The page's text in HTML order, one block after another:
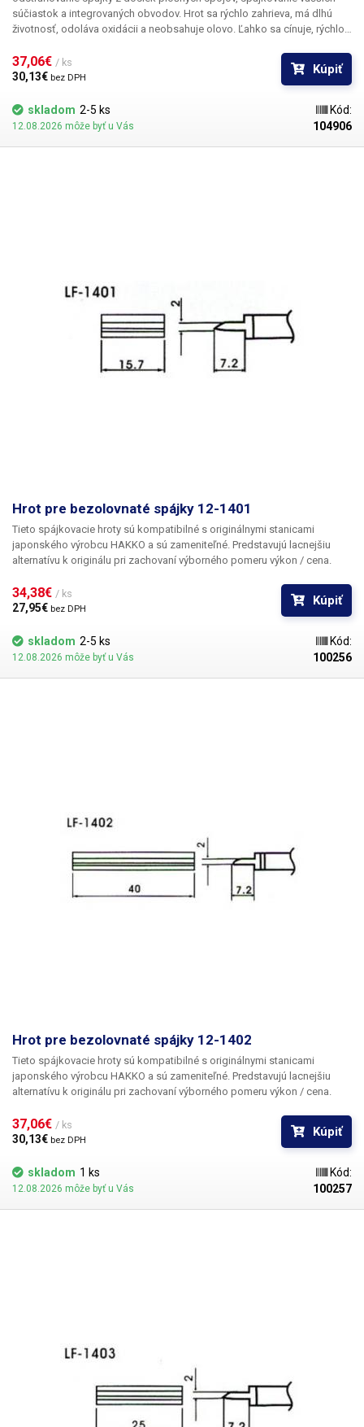
súčiastok a integrovaných obvodov. Hrot sa rýchlo zahrieva, má dlhú
životnosť, odoláva oxidácii a neobsahuje olovo. Ľahko sa cínuje, rýchlo
and Play umožňuje jednoduché a rýchle použitie a zvyšuje efektivitu
práce. Hrot je vhodný na širokú škálu aplikácií. Hrot má dĺžku 3,5 mm a
životnosť. Hrot je kompatibilný s pájacou stanicou - i2C-2SCNi ESD
Balenie: 1 ks
37,06€ / ks
30,13€ bez DPH
Kúpiť
skladom 2-5 ks
12.08.2026 môže byť u Vás
Kód:
104906
Hrot pre bezolovnaté spájky 12-1401
Tieto spájkovacie hroty sú kompatibilné s originálnymi stanicami
japonského výrobcu HAKKO a sú zameniteľné. Predstavujú lacnejšiu
alternatívu k originálu pri zachovaní výborného pomeru výkon / cena.
34,38€ / ks
27,95€ bez DPH
Kúpiť
skladom 2-5 ks
12.08.2026 môže byť u Vás
Kód:
100256
Hrot pre bezolovnaté spájky 12-1402
Tieto spájkovacie hroty sú kompatibilné s originálnymi stanicami
japonského výrobcu HAKKO a sú zameniteľné. Predstavujú lacnejšiu
alternatívu k originálu pri zachovaní výborného pomeru výkon / cena.
37,06€ / ks
30,13€ bez DPH
Kúpiť
skladom 1 ks
12.08.2026 môže byť u Vás
Kód:
100257